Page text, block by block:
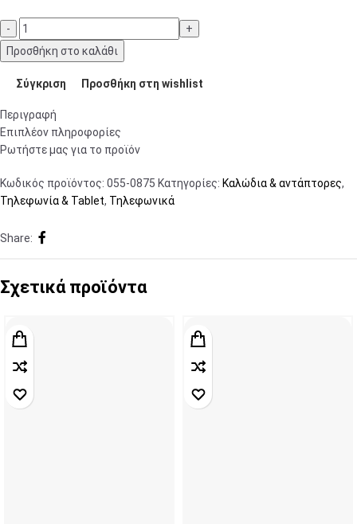
Προσθήκη στο καλάθι
Σύγκριση Προσθήκη στη wishlist
Περιγραφή
Επιπλέον πληροφορίες
Ρωτήστε μας για το προϊόν
Κωδικός προϊόντος: 055-0875 Κατηγορίες: Καλώδια & αντάπτορες,
Τηλεφωνία & Tablet, Τηλεφωνικά
Share:
Σχετικά προϊόντα